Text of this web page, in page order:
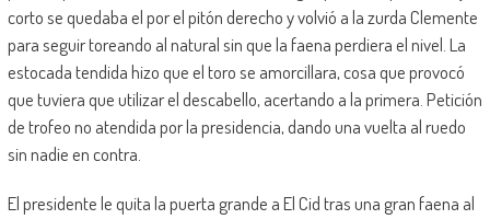
corto se quedaba el por el pitón derecho y volvió a la zurda Clemente
para seguir toreando al natural sin que la faena perdiera el nivel. La
estocada tendida hizo que el toro se amorcillara, cosa que provocó
que tuviera que utilizar el descabello, acertando a la primera. Petición
de trofeo no atendida por la presidencia, dando una vuelta al ruedo
sin nadie en contra.
El presidente le quita la puerta grande a El Cid tras una gran faena al